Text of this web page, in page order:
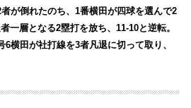
が倒れたのち、1番横田が四球を選んで2
一層となる2塁打を放ち、11-10と逆転。
横田が社打線を3者凡退に切って取り、